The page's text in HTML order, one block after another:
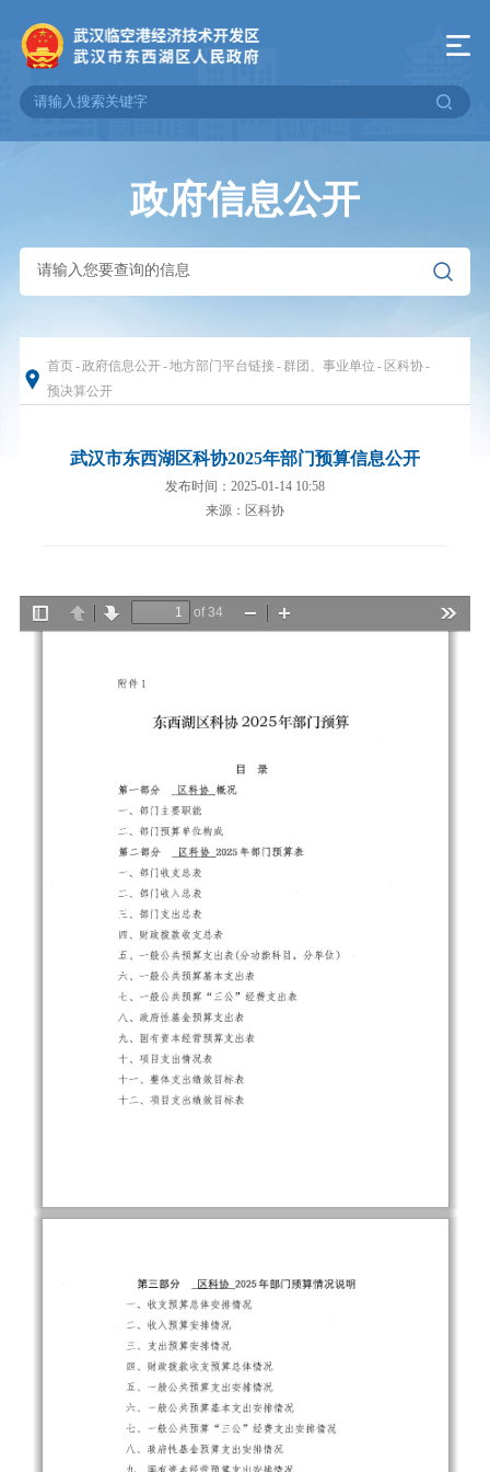
政府信息公开
首页-政府信息公开-地方部门平台链接- 群团、事业单位 - 区科协-
预决算公开
武汉市东西湖区科协2025年部门预算信息公开
发布时间：2025-01-14 10:58
来源：区科协